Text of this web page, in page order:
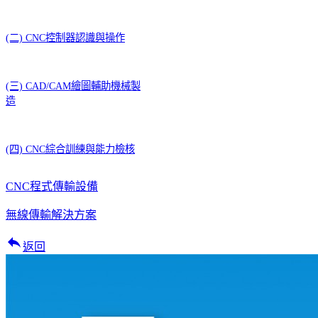
(二) CNC控制器認識與操作
(三) CAD/CAM繪圖輔助機械製
造
(四) CNC綜合訓練與能力檢核
CNC程式傳輸設備
無線傳輸解決方案
reply返回